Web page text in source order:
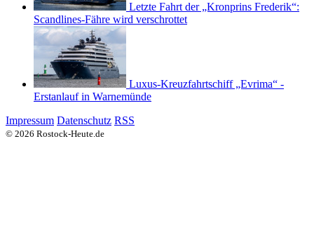
Letzte Fahrt der „Kronprins Frederik“:
Scandlines-Fähre wird verschrottet
Luxus-Kreuzfahrtschiff „Evrima“ -
Erstanlauf in Warnemünde
Impressum Datenschutz RSS
© 2026 Rostock-Heute.de